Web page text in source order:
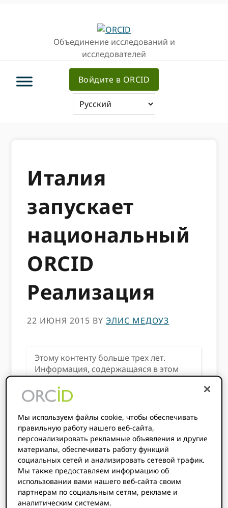
Объединение исследований и
исследователей
Войдите в ORCID
Италия
запускает
национальный
ORCID
Реализация
22 ИЮНЯ 2015 BYЭЛИС МЕДОУЗ
Этому контенту больше трех лет.
Информация, содержащаяся в этом
посте, может быть неточной.
Мы рады сообщить, что Италия будет
Мы используем файлы cookie, чтобы обеспечивать
правильную работу нашего веб-сайта,
персонализировать рекламные объявления и другие
материалы, обеспечивать работу функций
социальных сетей и анализировать сетевой трафик.
Мы также предоставляем информацию об
использовании вами нашего веб-сайта своим
партнерам по социальным сетям, рекламе и
аналитическим системам.